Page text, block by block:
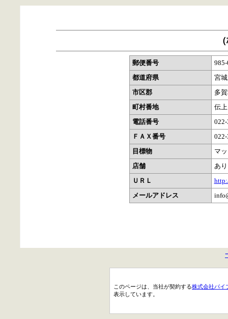
郵便番号
都道府県
宮
市区郡
多
町村番地
伝
電話番号
ＦＡＸ番号
目標物
マ
店舗
あり
ＵＲＬ
メールアドレス
このページは、当社が契約する株式会社パイ
表示しています。